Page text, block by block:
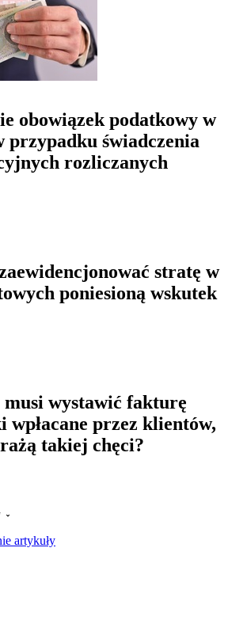
obowiązek podatkowy w
przypadku świadczenia
rozliczanych
stratę w
poniesioną wskutek
musi wystawić fakturę
wpłacane przez klientów,
takiej chęci?
artykuły